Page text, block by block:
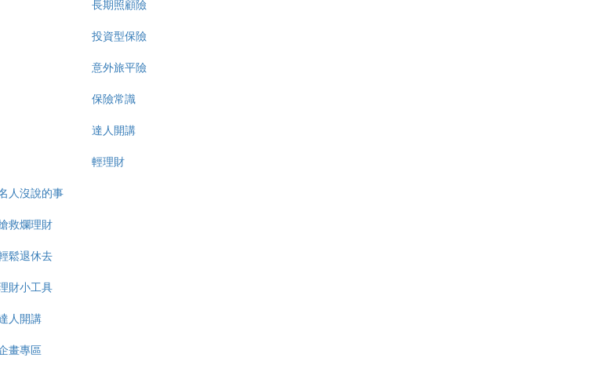
長期照顧險
投資型保險
意外旅平險
保險常識
達人開講
輕理財
人沒說的事
救爛理財
鬆退休去
財小工具
人開講
畫專區